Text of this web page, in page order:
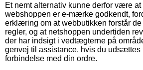
Et nemt alternativ kunne derfor være
webshoppen er e-mærke godkendt,
erklæring om at webbutikken forstår
regler, og at netshoppen undertiden
der har indsigt i vedtægterne på
genvej til assistance, hvis du
forbindelse med din ordre.